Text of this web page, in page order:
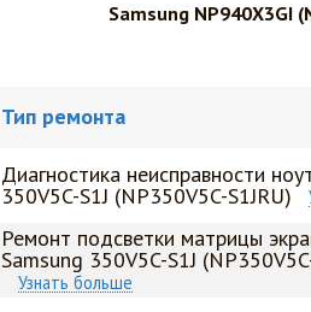
Samsung NP940X3GI
Тип ремонта
Диагностика неисправности
350V5C-S1J (NP350V5C-S1JRU)
Ремонт подсветки матрицы
Samsung 350V5C-S1J
Узнать больше